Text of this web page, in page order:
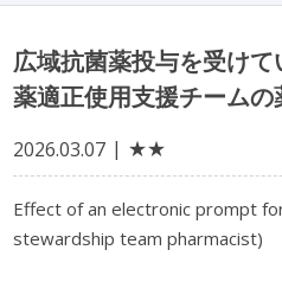
広域抗菌薬投与を受け
薬適正使用支援チーム
2026.03.07 ★★
Effect of an electronic prompt
stewardship team pharmacist)